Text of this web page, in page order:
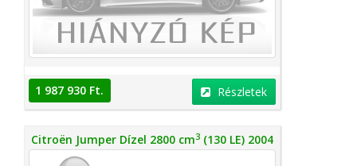
1 987 930 Ft. Részletek
Citroën Jumper Dízel 2800 cm3 (130 LE) 2004